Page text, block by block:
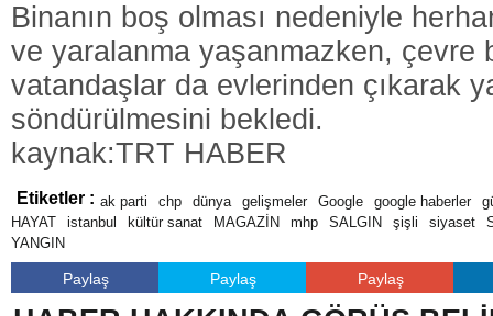
Binanın boş olması nedeniyle
ve yaralanma yaşanmazken, çevre
vatandaşlar da evlerinden çıkarak
söndürülmesini bekledi.
kaynak:TRT HABER
Etiketler : ak parti chp dünya gelişmeler Google google haberler
HAYAT
istanbul kültür sanat MAGAZİN mhp SALGIN şişli siyaset
YANGIN
Paylaş Paylaş Paylaş